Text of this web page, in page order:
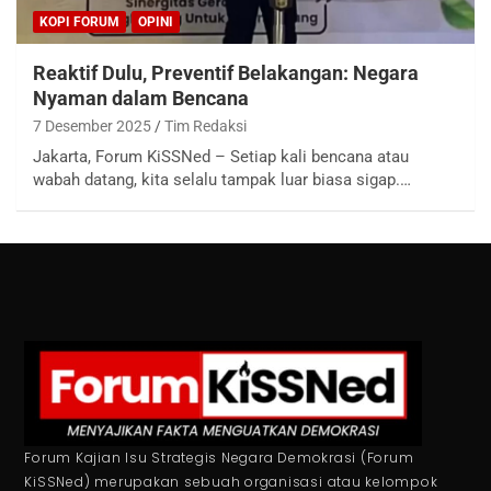
KOPI FORUM OPINI
Reaktif Dulu, Preventif Belakangan: Negara
Nyaman dalam Bencana
7 Desember 2025 Tim Redaksi
Jakarta, Forum KiSSNed – Setiap kali bencana atau
wabah datang, kita selalu tampak luar biasa sigap.…
Forum Kajian Isu Strategis Negara Demokrasi (Forum
KiSSNed) merupakan sebuah organisasi atau kelompok